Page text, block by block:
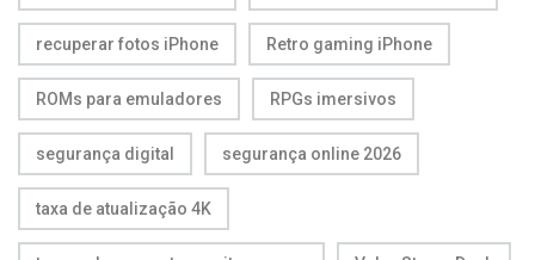
recuperar fotos iPhone Retro gaming iPhone
ROMs para emuladores RPGs imersivos
segurança digital segurança online 2026
taxa de atualização 4K